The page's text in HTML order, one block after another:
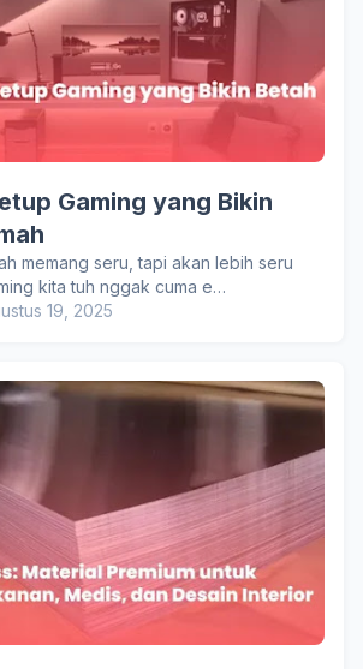
Gaming yang Bikin
memang seru, tapi akan lebih seru
kita tuh nggak cuma e…
19, 2025